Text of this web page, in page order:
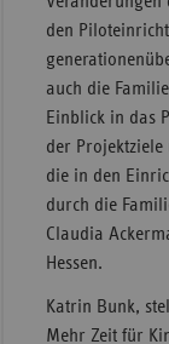
den
auch die
Einblick in das
der
die in den
durch die
Claudia
Hessen.
Katrin Bunk,
Mehr Zeit für